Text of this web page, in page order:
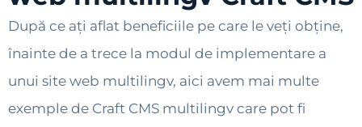
După ce ați aflat beneficiile pe care le veți obține,
înainte de a trece la modul de implementare a
unui site web multilingv, aici avem mai multe
exemple de Craft CMS multilingv care pot fi